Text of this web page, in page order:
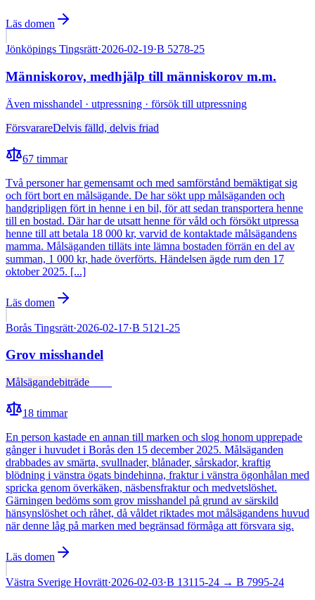
Läs domen
Jönköpings Tingsrätt·2026-02-19·B 5278-25
Människorov, medhjälp till människorov m.m.
Även misshandel · utpressning · försök till utpressning
FörsvarareDelvis fälld, delvis friad
67 timmar
Två personer har gemensamt och med samförstånd bemäktigat sig
och fört bort en målsägande. De har sökt upp målsäganden och
handgripligen fört in henne i en bil, för att sedan transportera henne
till en bostad. Där har de utsatt henne för våld och försökt utpressa
henne till att betala 18 000 kr, varvid de kontaktade målsägandens
mamma. Målsäganden tilläts inte lämna bostaden förrän en del av
summan, 1 000 kr, hade överförts. Händelsen ägde rum den 17
oktober 2025. [...]
Läs domen
Borås Tingsrätt·2026-02-17·B 5121-25
Grov misshandel
Målsägandebiträde
18 timmar
En person kastade en annan till marken och slog honom upprepade
gånger i huvudet i Borås den 15 december 2025. Målsäganden
drabbades av smärta, svullnader, blånader, sårskador, kraftig
blödning i vänstra ögats bindehinna, fraktur i vänstra ögonhålan med
spricka genom överkäken, näsbensfraktur och medvetslöshet.
Gärningen bedöms som grov misshandel på grund av särskild
hänsynslöshet och råhet, då våldet riktades mot målsägandens huvud
när denne låg på marken med begränsad förmåga att försvara sig.
Läs domen
Västra Sverige Hovrätt·2026-02-03·B 13115-24 → B 7995-24